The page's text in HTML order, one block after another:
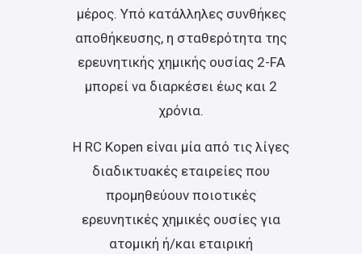
μέρος. Υπό κατάλληλες συνθήκες
αποθήκευσης, η σταθερότητα της
ερευνητικής χημικής ουσίας 2-FA
μπορεί να διαρκέσει έως και 2
χρόνια.
Η RC Kopen είναι μία από τις λίγες
διαδικτυακές εταιρείες που
προμηθεύουν ποιοτικές
ερευνητικές χημικές ουσίες για
ατομική ή/και εταιρική